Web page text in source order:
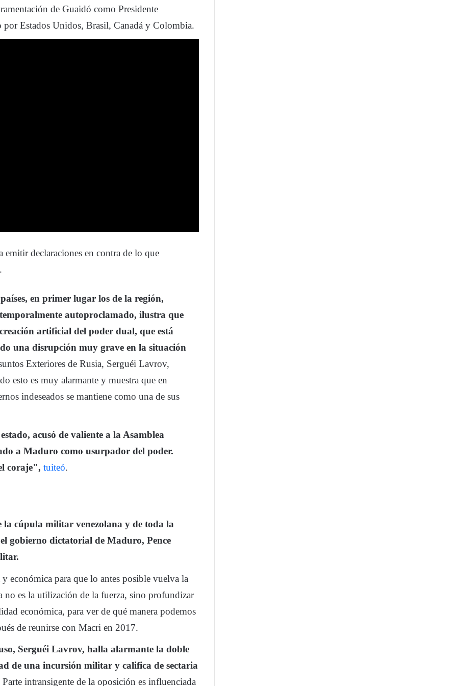
de Guaidó como Presidente
por Estados Unidos, Brasil, Canadá y Colombia.
emitir declaraciones en contra de lo que
en primer lugar los de la región,
autoproclamado, ilustra que
artificial del poder dual, que está
una disrupción muy grave en la situación
Exteriores de Rusia, Serguéi Lavrov,
esto es muy alarmante y muestra que en
indeseados se mantiene como una de sus
acusó de valiente a la Asamblea
a Maduro como usurpador del poder.
coraje", tuiteó.
cúpula militar venezolana y de toda la
gobierno dictatorial de Maduro, Pence
económica para que lo antes posible vuelva la
no es la utilización de la fuerza, sino profundizar
económica, para ver de qué manera podemos
de reunirse con Macri en 2017.
Serguéi Lavrov, halla alarmante la doble
de una incursión militar y califica de sectaria
intransigente de la oposición es influenciada